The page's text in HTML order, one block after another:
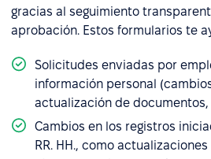
gracias al seguimiento
aprobación. Estos formularios te
Solicitudes enviadas por
información personal
actualización de
Cambios en los registros
RR. HH., como